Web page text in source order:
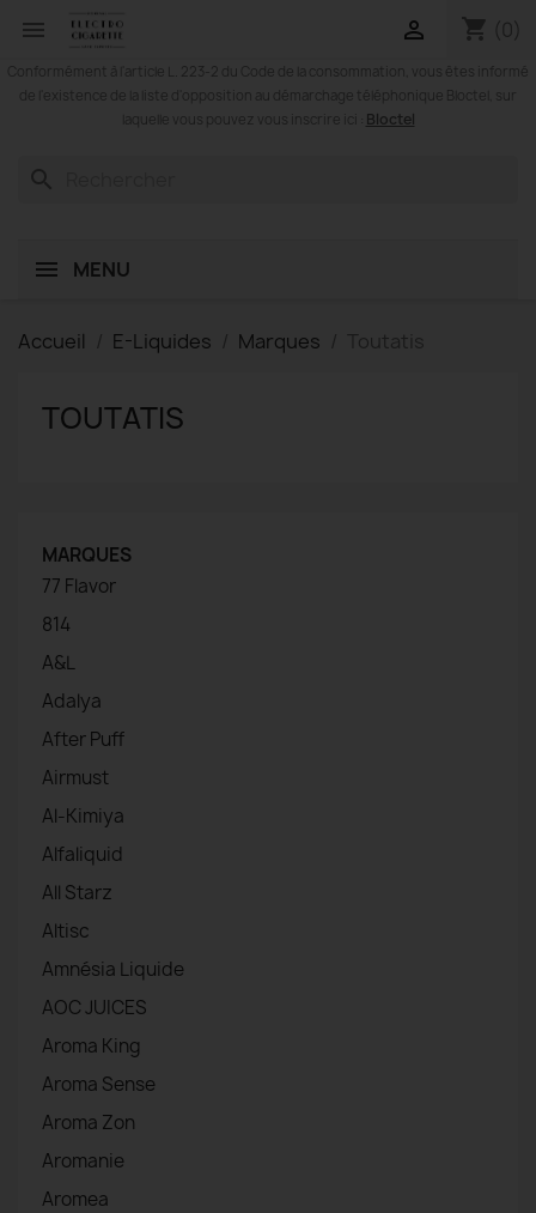
 shopping_cart (0)

Conformément à l'article L. 223-2 du Code de la consommation, vous êtes informé
de l'existence de la liste d'opposition au démarchage téléphonique Bloctel, sur
laquelle vous pouvez vous inscrire ici : Bloctel
search
MENU
Accueil E-Liquides Marques Toutatis
TOUTATIS
MARQUES
77 Flavor
814
A&L
Adalya
After Puff
Airmust
Al-Kimiya
Alfaliquid
All Starz
Altisc
Amnésia Liquide
AOC JUICES
Aroma King
Aroma Sense
Aroma Zon
Aromanie
Aromea